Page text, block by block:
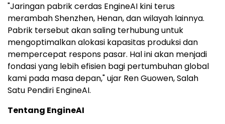
"Jaringan pabrik cerdas EngineAI kini terus
merambah Shenzhen, Henan, dan wilayah lainnya.
Pabrik tersebut akan saling terhubung untuk
mengoptimalkan alokasi kapasitas produksi dan
mempercepat respons pasar. Hal ini akan menjadi
fondasi yang lebih efisien bagi pertumbuhan global
kami pada masa depan," ujar Ren Guowen, Salah
Satu Pendiri EngineAI.
Tentang EngineAI